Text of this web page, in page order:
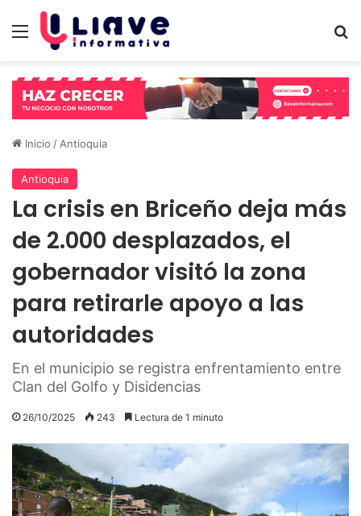
Menú
Inicio / Antioquia
Antioquia
La crisis en Briceño deja más
de 2.000 desplazados, el
gobernador visitó la zona
para retirarle apoyo a las
autoridades
En el municipio se registra enfrentamiento entre
Clan del Golfo y Disidencias
26/10/2025 243 Lectura de 1 minuto